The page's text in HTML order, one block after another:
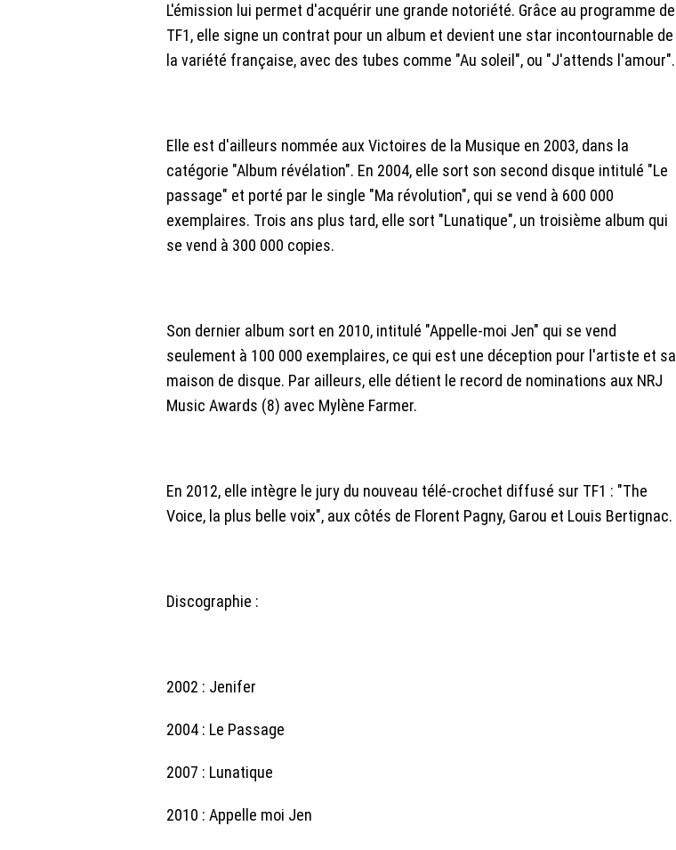
L'émission lui permet d'acquérir une grande notoriété. Grâce au programme de
TF1, elle signe un contrat pour un album et devient une star incontournable de
la variété française, avec des tubes comme "Au soleil", ou "J'attends l'amour".
Elle est d'ailleurs nommée aux Victoires de la Musique en 2003, dans la
catégorie "Album révélation". En 2004, elle sort son second disque intitulé "Le
passage" et porté par le single "Ma révolution", qui se vend à 600 000
exemplaires. Trois ans plus tard, elle sort "Lunatique", un troisième album qui
se vend à 300 000 copies.
Son dernier album sort en 2010, intitulé "Appelle-moi Jen" qui se vend
seulement à 100 000 exemplaires, ce qui est une déception pour l'artiste et sa
maison de disque. Par ailleurs, elle détient le record de nominations aux NRJ
Music Awards (8) avec Mylène Farmer.
En 2012, elle intègre le jury du nouveau télé-crochet diffusé sur TF1 : "The
Voice, la plus belle voix", aux côtés de Florent Pagny, Garou et Louis Bertignac.
Discographie :
2002 : Jenifer
2004 : Le Passage
2007 : Lunatique
2010 : Appelle moi Jen